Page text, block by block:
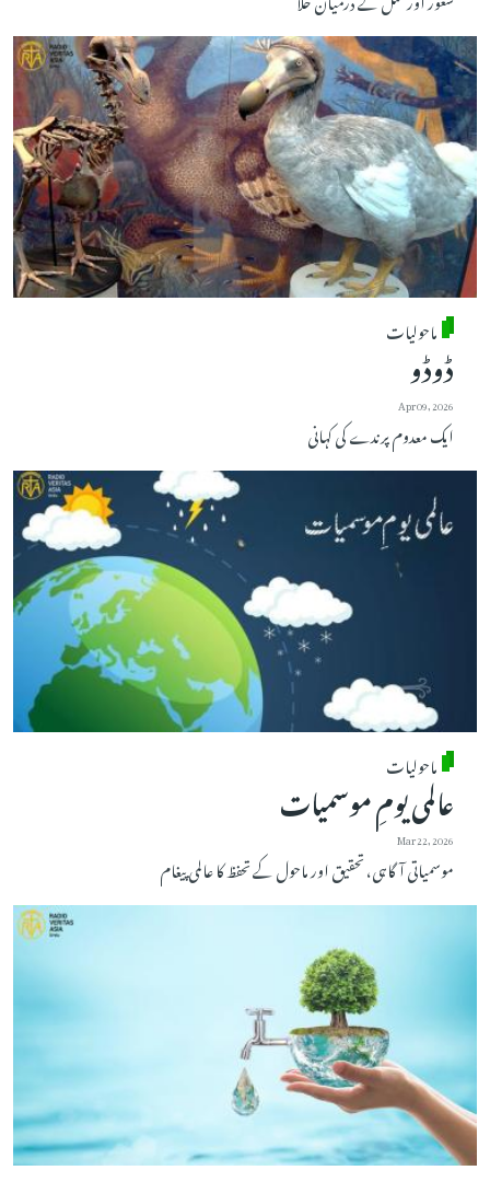
ماحولیات
ڈوڈو
Apr 09, 2026
ایک معدوم پرندے کی کہانی
ماحولیات
عالمی یومِ موسمیات
Mar 22, 2026
موسمیاتی آگاہی، تحقیق اور ماحول کے تحفظ کا عالمی پیغام